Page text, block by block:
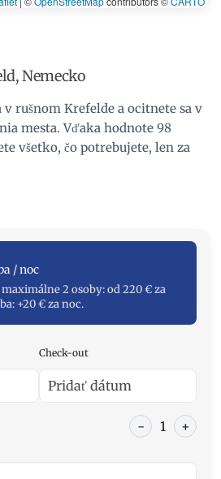
Nemecko
v rušnom Krefelde a ocitnete sa v
mesta. Vďaka hodnote 98
všetko, čo potrebujete, len za
/ noc
2 osoby: od 220 € za
+20 € za noc.
Check-out
- 1 +